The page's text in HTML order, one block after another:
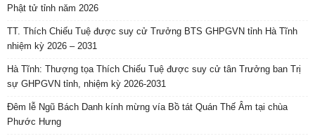
Phật tử tỉnh năm 2026
TT. Thích Chiếu Tuệ được suy cử Trưởng BTS GHPGVN tỉnh Hà Tĩnh
nhiệm kỳ 2026 – 2031
Hà Tĩnh: Thượng tọa Thích Chiếu Tuệ được suy cử tân Trưởng ban Trị
sự GHPGVN tỉnh, nhiệm kỳ 2026-2031
Đêm lễ Ngũ Bách Danh kính mừng vía Bồ tát Quán Thế Âm tại chùa
Phước Hưng